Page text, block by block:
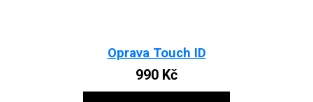
Oprava Touch ID
990 Kč